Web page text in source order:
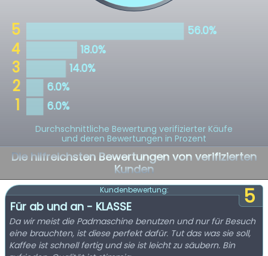
Durchschnittliche Bewertung verifizierter Käufe
und deren Bewertungen in Prozent
Die hilfreichsten Bewertungen von verifizierten
Kunden
5
Kundenbewertung:
Für ab und an - KLASSE
Da wir meist die Padmaschine benutzen und nur für Besuch
eine brauchten, ist diese perfekt dafür. Tut das was sie soll,
Kaffee ist schnell fertig und sie ist leicht zu säubern. Bin